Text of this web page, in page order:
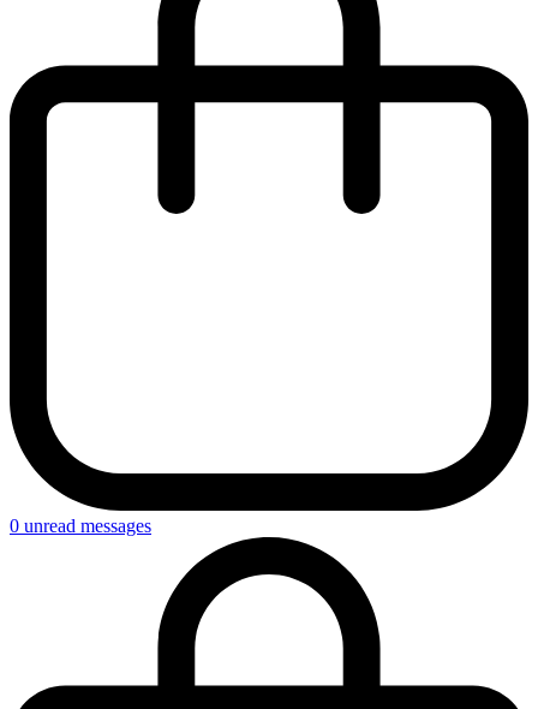
0 unread messages